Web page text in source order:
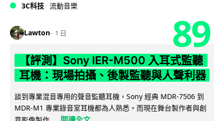
3C科技 流動音樂
Lawton 1 日 89
【評測】Sony IER-M500 入耳式監聽
耳機：現場拍攝、後製監聽與人聲利器
談到專業混音專用的聲音監聽耳機，Sony 經典 MDR-7506 到
MDR-M1 專業錄音室耳機都為人熟悉。而現在舞台製作者與創